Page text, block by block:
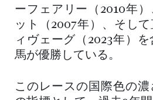
ーフェアリー（2010年
ット（2007年）、そし
ィヴェーグ（2023年）
馬が優勝している。
このレースの国際色の